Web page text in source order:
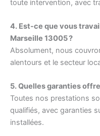
toute intervention, avec
4. Est-ce que vous
Marseille 13005 ?
Absolument, nous
alentours et le secteur
5. Quelles garanties
Toutes nos prestations
qualifiés, avec garanties
installées.